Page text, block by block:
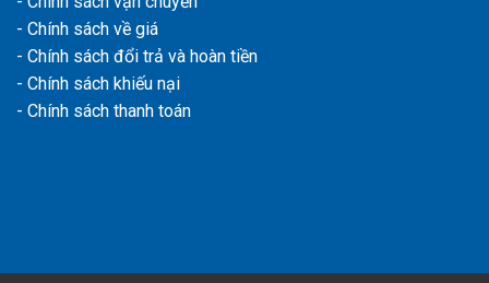
- Chính sách về giá
- Chính sách đổi trả và hoàn tiền
- Chính sách khiếu nại
- Chính sách thanh toán